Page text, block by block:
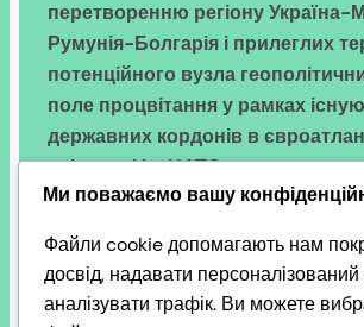
перетворенню регіону
Румунія-Болгарія і прилеглих
потенційного вузла
поле процвітання у рамках
державних кордонів в
спільноті і в НАТО.
території, захоплених у полон
вивезених дітей з України.
Ми поважаємо вашу
Файли cookie допомагають нам
досвід, надавати персоналізований
аналізувати трафік. Ви можете